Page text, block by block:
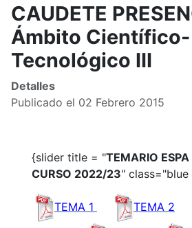
CAUDETE
Ámbito Científico-
Tecnológico III
Detalles
Publicado el 02 Febrero 2015
{slider title = "TEMARIO
CURSO 2022/23"
TEMA 1 TEMA 2